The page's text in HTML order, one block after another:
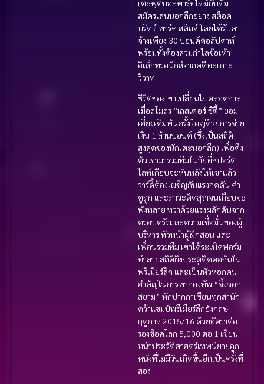
เตะฟุตบอลพาร์ทไทม์กับทีม
สมัครเล่นนอกลีกอย่าง สต็อค
บริดจ์ พาร์ค สตีลส์ โดยได้รับค่า
จ้างเพียง 30 ปอนด์ต่อสัปดาห์
พร้อมทั้งต้องสวมกำไลข้อเท้า
อิเล็กทรอนิกส์จากคดีทะเลาะ
วิวาท
ชีวิตของเขาเปลี่ยนไปตลอดกาล
เมื่อสโมสร “เลสเตอร์ ซิตี้” ยอม
เสี่ยงเดิมพันครั้งใหญ่ด้วยการจ่าย
เงิน 1 ล้านปอนด์ (ซึ่งเป็นสถิติ
สูงสุดของนักเตะนอกลีก) เพื่อดึง
ตัวเขามาร่วมทีมในวัยที่สปอร์ต
ไลท์เกือบจะหันหลังให้เขาแล้ว
วาร์ดี้ต้องเผชิญกับแรงกดดัน คำ
ดูถูก และภาวะติดสุราจนเกือบจะ
พังทลาย ทว่าด้วยแรงผลักดันจาก
ครอบครัวและความเชื่อมั่นของผู้
บริหาร หัวหน้าผู้ฝึกสอน และ
เพื่อนร่วมทีม เขาได้ระเบิดฟอร์ม
ทำลายสถิติยิงประตูติดต่อกันใน
พรีเมียร์ลีก และเป็นหัวหอกคน
สำคัญในการพากองทัพ “จิ้งจอก
สยาม” หักปากกาเซียนทุกสำนัก
คว้าแชมป์พรีเมียร์ลีกอังกฤษ
ฤดูกาล 2015/16 ด้วยอัตราต่อ
รองช็อคโลก 5,000 ต่อ 1 เขียน
หน้าประวัติศาสตร์เทพนิยายลูก
หนังที่ไม่มีวันเกิดขึ้นอีกเป็นครั้งที่
สอง